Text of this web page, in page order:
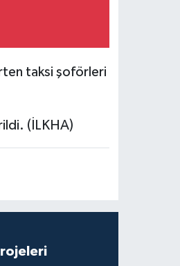
taksi şoförleri
(İLKHA)